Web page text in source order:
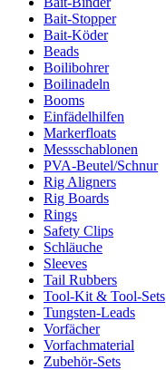
Bait-Stopper
Bait-Köder
Beads
Boilibohrer
Boilinadeln
Booms
Einfädelhilfen
Markerfloats
Messschablonen
PVA-Beutel/Schnur
Rig Aligners
Rig Boards
Rings
Safety Clips
Schläuche
Sleeves
Tail Rubbers
Tool-Kit & Tool-Sets
Tungsten-Leads
Vorfächer
Vorfachmaterial
Zubehör-Sets